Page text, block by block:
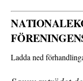
Ladda ned